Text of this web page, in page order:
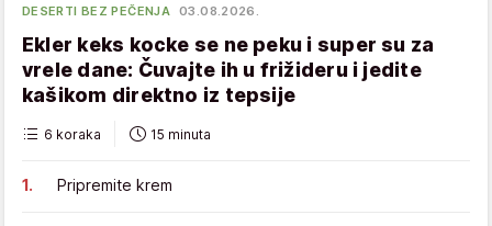
DESERTI BEZ PEČENJA 03.08.2026.
Ekler keks kocke se ne peku i super su za
vrele dane: Čuvajte ih u frižideru i jedite
kašikom direktno iz tepsije
6 koraka 15 minuta
Pripremite krem